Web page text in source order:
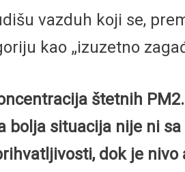
vazduh koji se,
kao „izuzetno
štetnih
bolja situacija nije ni
dok je